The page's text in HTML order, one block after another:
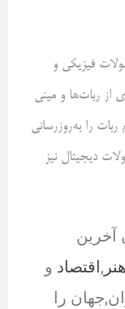
فیزیکی و
از ربات‌ها و مینی
ربات را به‌روزرسانی
دیجیتال نیز
آخرین
,اقتصاد و
را